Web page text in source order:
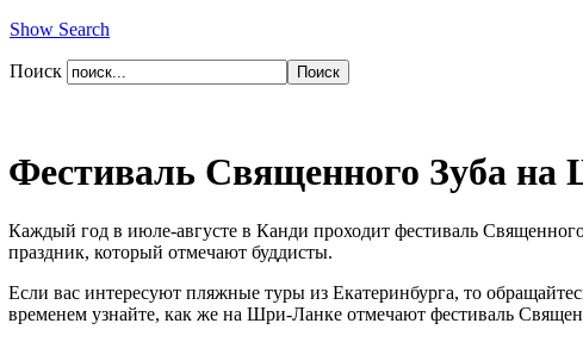
Show Search
Поиск
Фестиваль Священного Зуба
Каждый год в июле-августе в Канди проходит фестиваль
праздник, который отмечают буддисты.
Если вас интересуют пляжные туры из Екатеринбурга, то
временем узнайте, как же на Шри-Ланке отмечают фестиваль